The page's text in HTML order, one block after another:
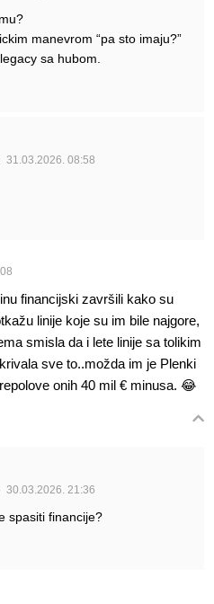
manevrom “pa sto imaju?”
sa hubom.
31.03.2026. 08:58
financijski završili kako su
linije koje su im bile najgore,
smisla da i lete linije sa tolikim
sve to..možda im je Plenki
onih 40 mil € minusa. 😂
30.03.2026. 21:36
spasiti financije?